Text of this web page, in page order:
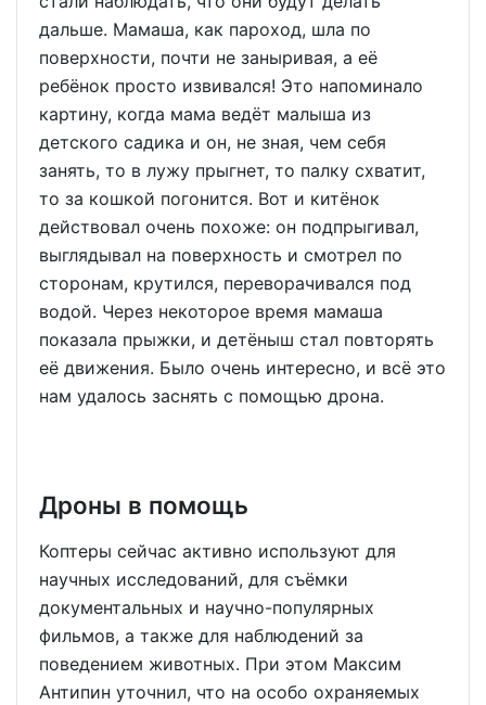
дальше. Мамаша, как пароход, шла по
поверхности, почти не заныривая, а её
ребёнок просто извивался! Это напоминало
картину, когда мама ведёт малыша из
детского садика и он, не зная, чем себя
занять, то в лужу прыгнет, то палку схватит,
то за кошкой погонится. Вот и китёнок
действовал очень похоже: он подпрыгивал,
выглядывал на поверхность и смотрел по
сторонам, крутился, переворачивался под
водой. Через некоторое время мамаша
показала прыжки, и детёныш стал повторять
её движения. Было очень интересно, и всё это
нам удалось заснять с помощью дрона.
Дроны в помощь
Коптеры сейчас активно используют для
научных исследований, для съёмки
документальных и научно-популярных
фильмов, а также для наблюдений за
поведением животных. При этом Максим
Антипин уточнил, что на особо охраняемых